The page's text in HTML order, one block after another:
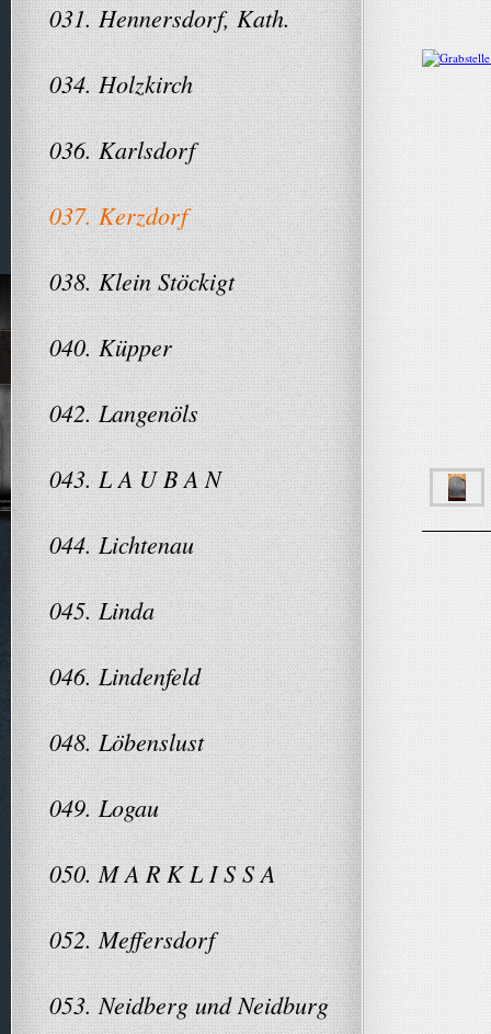
031. Hennersdorf, Kath.
034. Holzkirch
036. Karlsdorf
037. Kerzdorf
038. Klein Stöckigt
040. Küpper
042. Langenöls
043. L A U B A N
044. Lichtenau
045. Linda
046. Lindenfeld
048. Löbenslust
049. Logau
050. M A R K L I S S A
052. Meffersdorf
053. Neidberg und Neidburg